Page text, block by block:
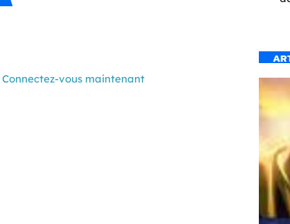
Connectez-vous maintenant